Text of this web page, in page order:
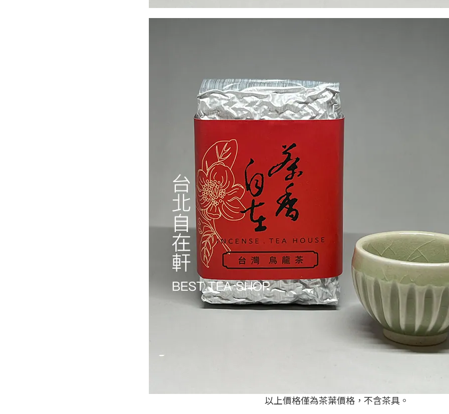
以上價格僅為茶葉價格，不含茶具。